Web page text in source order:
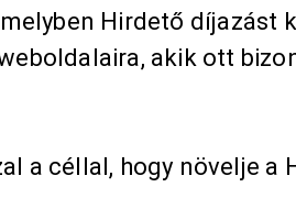
Hirdető díjazást
akik ott
a céllal, hogy növelje